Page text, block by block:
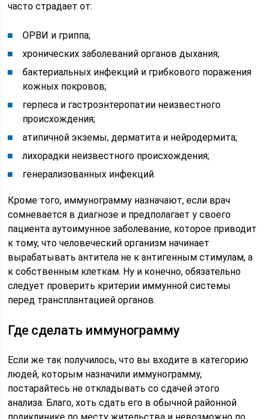
часто страдает от:
ОРВИ и гриппа;
хронических заболеваний органов дыхания;
бактериальных инфекций и грибкового поражения
кожных покровов;
герпеса и гастроэнтеропатии неизвестного
происхождения;
атипичной экземы, дерматита и нейродермита;
лихорадки неизвестного происхождения;
генерализованных инфекций.
Кроме того, иммунограмму назначают, если врач
сомневается в диагнозе и предполагает у своего
пациента аутоимунное заболевание, которое приводит
к тому, что человеческий организм начинает
вырабатывать антитела не к антигенным стимулам, а
к собственным клеткам. Ну и конечно, обязательно
следует проверить критерии иммунной системы
перед трансплантацией органов.
Где сделать иммунограмму
Если же так получилось, что вы входите в категорию
людей, которым назначили иммунограмму,
постарайтесь не откладывать со сдачей этого
анализа. Благо, хоть сдать его в обычной районной